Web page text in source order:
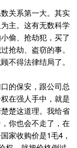
关系第一大。其实
主。这有无数科学
偷、抢劫犯，买了
抢劫、盗窃的事。
不得法律结局了。
的保安，跟公司总
在强人手中，就是
楚这道理。我给省
你也会不走了，在
家收购价是1毛4，